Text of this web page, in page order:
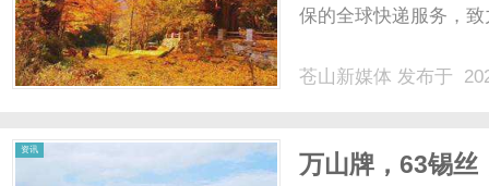
保的全球快递服务，
苍山新媒体 发布于
资讯
万山牌，63锡丝